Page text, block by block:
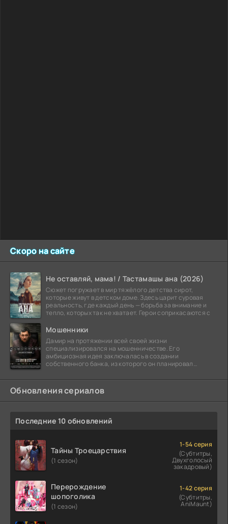
Скоро на сайте
Не оставляй, мама! / Тастамашы ана (2026)
Сюжет погружает в мир тяжёлого детства сирот,
которые живут в детском доме. Здесь царит суровая
реальность, где каждый день — борьба за внимание и
тепло, которых так не хватает. Герои соприкасаются с
Мошенники
Дамир на протяжении всей своей жизни
специализировался на мошенничестве. Его
амбициозная идея заключалась в создании
собственного банка, из которого он планировал
Обновления сериалов
Последние 10 обновлений
Тайны Троецарствия
(1 сезон)
1-54 серия
(Субтитры,
Двухголосый
закадровый)
Перерождение
шопоголика
(1 сезон)
1-42 серия
(Субтитры,
AniMaunt)